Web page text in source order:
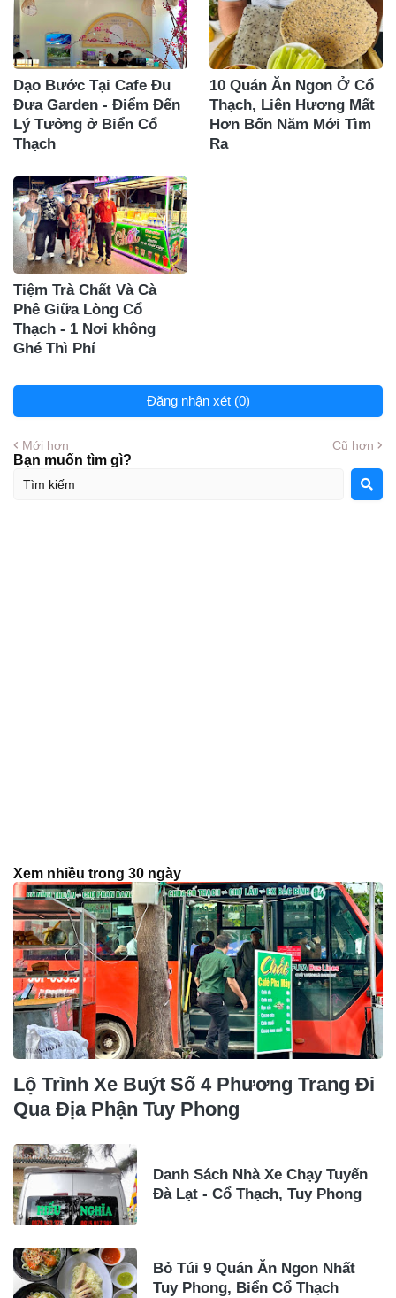
Dạo Bước Tại Cafe Đu
Đưa Garden - Điểm Đến
Lý Tưởng ở Biển Cổ
Thạch
10 Quán Ăn Ngon Ở Cổ
Thạch, Liên Hương Mất
Hơn Bốn Năm Mới Tìm
Ra
Tiệm Trà Chất Và Cà
Phê Giữa Lòng Cổ
Thạch - 1 Nơi không
Ghé Thì Phí
Đăng nhận xét (0)
Mới hơn Cũ hơn
Bạn muốn tìm gì?
Xem nhiều trong 30 ngày
Lộ Trình Xe Buýt Số 4 Phương Trang Đi
Qua Địa Phận Tuy Phong
Danh Sách Nhà Xe Chạy Tuyến
Đà Lạt - Cổ Thạch, Tuy Phong
Bỏ Túi 9 Quán Ăn Ngon Nhất
Tuy Phong, Biển Cổ Thạch